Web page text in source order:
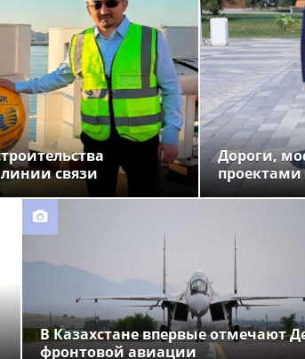
связи
Дороги,
проектами
В Казахстане впервые отмечают
фронтовой авиации